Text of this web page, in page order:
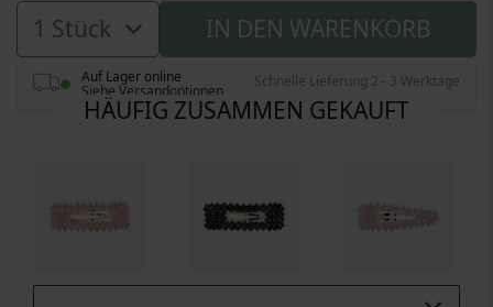
IN DEN WARENKORB
Auf Lager online
Siehe Versandoptionen
Schnelle Lieferung 2 - 3 Werktage
HÄUFIG ZUSAMMEN GEKAUFT